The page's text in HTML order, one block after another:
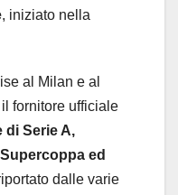
, iniziato nella
al Milan e al
fornitore ufficiale
di Serie A,
ed
dalle varie